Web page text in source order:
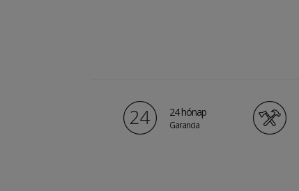
24 hónap
Garancia